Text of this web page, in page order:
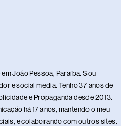
João Pessoa, Paraíba. Sou
e social media. Tenho 37 anos de
e Propaganda desde 2013.
há 17 anos, mantendo o meu
e colaborando com outros sites.